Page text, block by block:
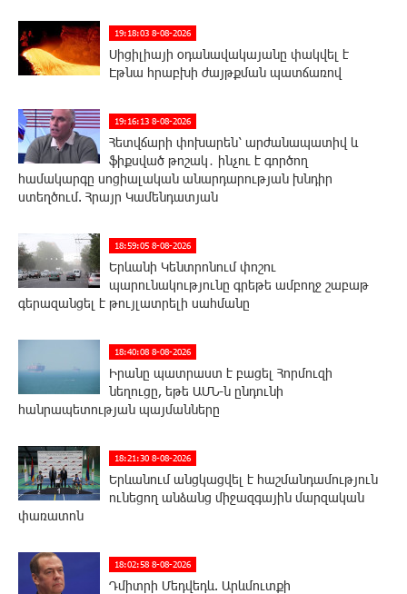
19:18:03 8-08-2026
Սիցիլիայի օդանավակայանը փակվել է
Էթնա հրաբխի ժայթքման պատճառով
19:16:13 8-08-2026
Հետվճարի փոխարեն՝ արժանապատիվ և
ֆիքսված թոշակ․ ինչու է գործող
համակարգը սոցիալական անարդարության խնդիր
ստեղծում. Հրայր Կամենդատյան
18:59:05 8-08-2026
Երևանի Կենտրոնում փոշու
պարունակությունը գրեթե ամբողջ շաբաթ
գերազանցել է թույլատրելի սահմանը
18:40:08 8-08-2026
Իրանը պատրաստ է բացել Հորմուզի
նեղուցը, եթե ԱՄՆ-ն ընդունի
հանրապետության պայմանները
18:21:30 8-08-2026
Երևանում անցկացվել է հաշմանդամություն
ունեցող անձանց միջազգային մարզական
փառատոն
18:02:58 8-08-2026
Դմիտրի Մեդվեդև. Արևմուտքի